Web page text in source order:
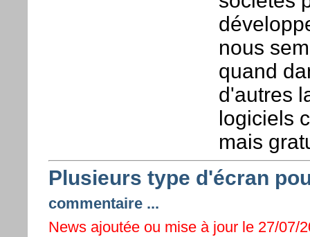
nous
quand
d'autres
logiciels
mais
Plusieurs type d'écran
commentaire ...
News ajoutée ou mise à jour le 27/07/